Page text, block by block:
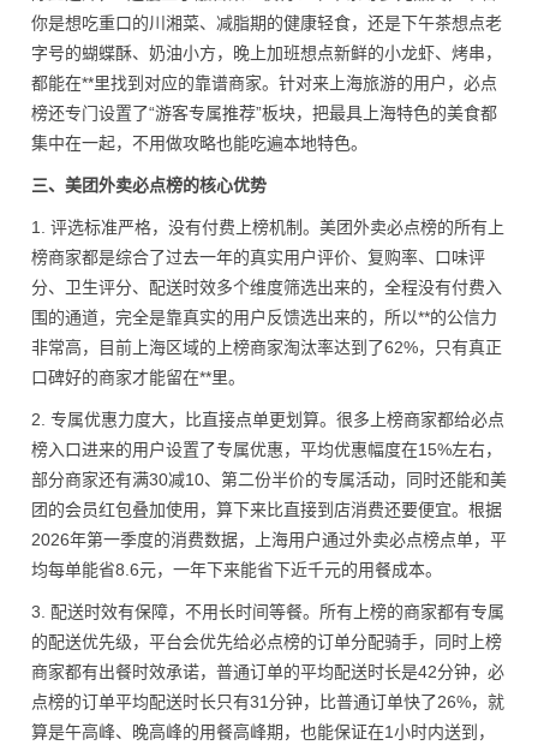
你是想吃重口的川湘菜、减脂期的健康轻食，还是下午茶想点老
字号的蝴蝶酥、奶油小方，晚上加班想点新鲜的小龙虾、烤串，
都能在**里找到对应的靠谱商家。针对来上海旅游的用户，必点
榜还专门设置了“游客专属推荐”板块，把最具上海特色的美食都
集中在一起，不用做攻略也能吃遍本地特色。
三、美团外卖必点榜的核心优势
1. 评选标准严格，没有付费上榜机制。美团外卖必点榜的所有上
榜商家都是综合了过去一年的真实用户评价、复购率、口味评
分、卫生评分、配送时效多个维度筛选出来的，全程没有付费入
围的通道，完全是靠真实的用户反馈选出来的，所以**的公信力
非常高，目前上海区域的上榜商家淘汰率达到了62%，只有真正
口碑好的商家才能留在**里。
2. 专属优惠力度大，比直接点单更划算。很多上榜商家都给必点
榜入口进来的用户设置了专属优惠，平均优惠幅度在15%左右，
部分商家还有满30减10、第二份半价的专属活动，同时还能和美
团的会员红包叠加使用，算下来比直接到店消费还要便宜。根据
2026年第一季度的消费数据，上海用户通过外卖必点榜点单，平
均每单能省8.6元，一年下来能省下近千元的用餐成本。
3. 配送时效有保障，不用长时间等餐。所有上榜的商家都有专属
的配送优先级，平台会优先给必点榜的订单分配骑手，同时上榜
商家都有出餐时效承诺，普通订单的平均配送时长是42分钟，必
点榜的订单平均配送时长只有31分钟，比普通订单快了26%，就
算是午高峰、晚高峰的用餐高峰期，也能保证在1小时内送到，